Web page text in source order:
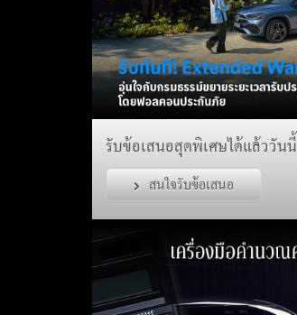
รับข้อเสนอสุดพิเศษได้แล้ววันนี้
สนใจรับข้อเสนอ